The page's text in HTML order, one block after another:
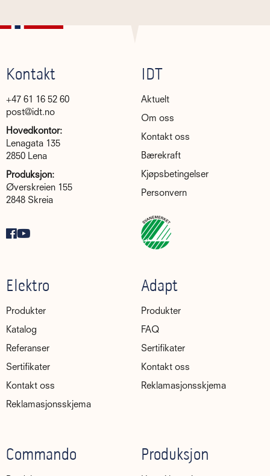
Kontakt
+47 61 16 52 60
post@idt.no
Hovedkontor:
Lenagata 135
2850 Lena
Produksjon:
Øverskreien 155
2848 Skreia
IDT
Aktuelt
Om oss
Kontakt oss
Bærekraft
Kjøpsbetingelser
Personvern
Elektro
Produkter
Katalog
Referanser
Sertifikater
Kontakt oss
Reklamasjonsskjema
Adapt
Produkter
FAQ
Sertifikater
Kontakt oss
Reklamasjonsskjema
Commando Produksjon